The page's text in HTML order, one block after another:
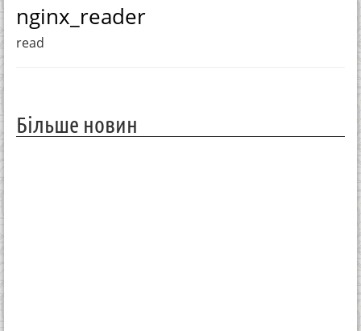
nginx_reader
read
Більше новин